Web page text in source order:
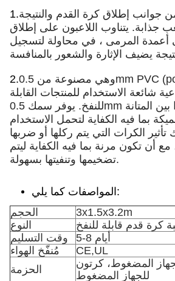
1.جوانب إطلاق كرة القدم والنتيجة
جذابة. يتناوب اللاعبون على إطلاق
أعمدة المرمى ، في محاولة لتسجيل
2.وهي مصنوعة من 0.5mm PVC (polyvinyl chloride) ،
شائعة الاستخدام للمنتجات القابلة
للنفخ. يوفر سمك 0.5mm توازنًا جيدًا بين المتانة
بما فيه الكفاية لتحمل الاستخدام
تأثير الكرات التي يتم ركلها أو ضربها
مع أن تكون مرنة بما فيه الكفاية ليتم
تضخيمها وتنفيتها بسهولة.
المواصفات كما يلي:
الحجم
3x1.5x3.2m
النوع
كرة قدم قابلة للنفخ
وقت التسليم
5-8 أيام
مُنفّخ الهواء
CE,UL
الحزمة
المضغوط، كرتون
للجهاز المضغوط